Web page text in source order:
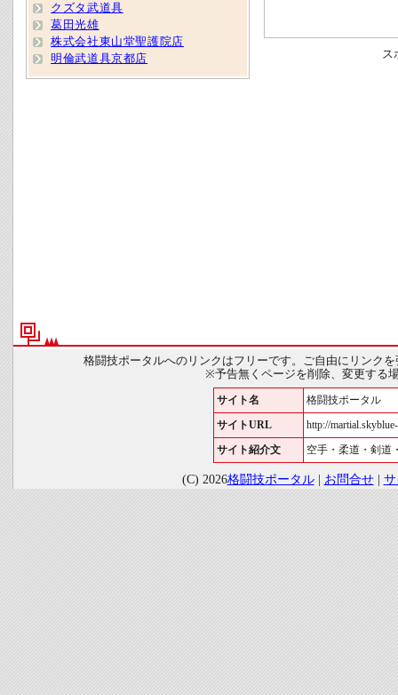
ス
クズタ武道具
葛田光雄
株式会社東山堂聖護院店
明倫武道具京都店
格闘技ポータルへのリンクはフリーです。ご自由にリンク
※予告無くページを削除、変更する
サイト名 格闘技ポータル
サイトURL http://
サイト紹介文 空手・柔道・剣道
(C) 2026格闘技ポータル| お問合せ|